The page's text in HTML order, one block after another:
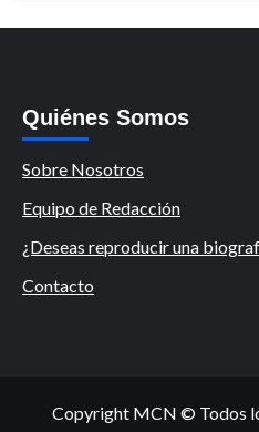
Quiénes Somos
Sobre Nosotros
Equipo de Redacción
¿Deseas reproducir una
Contacto
Copyright MCN © Todos